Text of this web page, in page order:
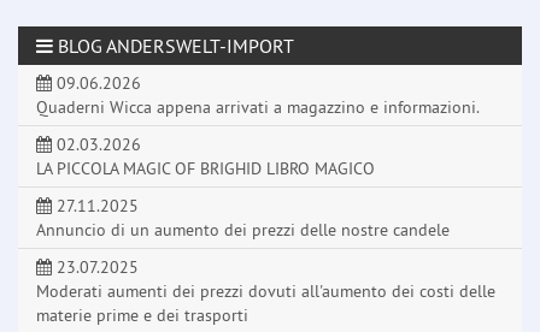
BLOG ANDERSWELT-IMPORT
09.06.2026
Quaderni Wicca appena arrivati a magazzino e informazioni.
02.03.2026
LA PICCOLA MAGIC OF BRIGHID LIBRO MAGICO
27.11.2025
Annuncio di un aumento dei prezzi delle nostre candele
23.07.2025
Moderati aumenti dei prezzi dovuti all'aumento dei costi delle
materie prime e dei trasporti